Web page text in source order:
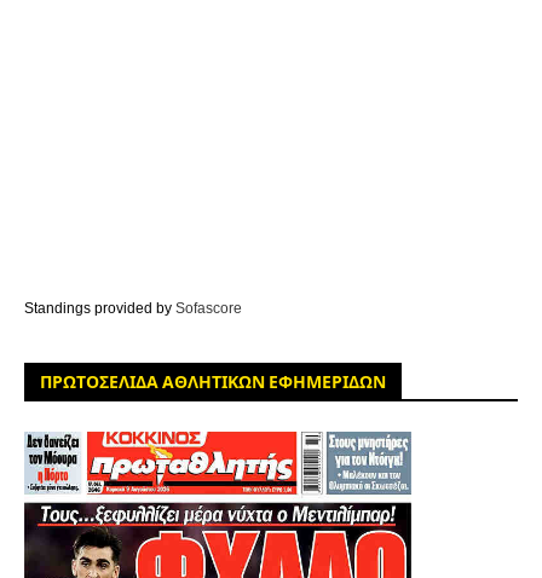
Standings provided by Sofascore
ΠΡΩΤΟΣΕΛΙΔΑ ΑΘΛΗΤΙΚΩΝ ΕΦΗΜΕΡΙΔΩΝ